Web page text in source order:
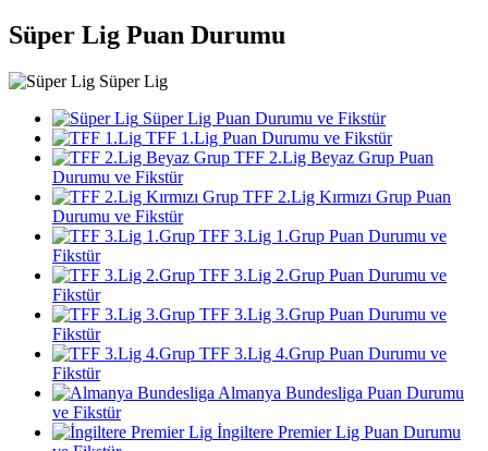
Süper Lig Puan Durumu
Süper Lig
Süper Lig Puan Durumu ve Fikstür
TFF 1.Lig Puan Durumu ve Fikstür
TFF 2.Lig Beyaz Grup Puan
Durumu ve Fikstür
TFF 2.Lig Kırmızı Grup Puan
Durumu ve Fikstür
TFF 3.Lig 1.Grup Puan Durumu ve
Fikstür
TFF 3.Lig 2.Grup Puan Durumu ve
Fikstür
TFF 3.Lig 3.Grup Puan Durumu ve
Fikstür
TFF 3.Lig 4.Grup Puan Durumu ve
Fikstür
Almanya Bundesliga Puan Durumu
ve Fikstür
İngiltere Premier Lig Puan Durumu